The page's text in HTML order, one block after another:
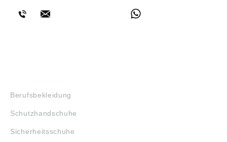
Berufsbekleidung
Schutzhandschuhe
Sicherheitsschuhe